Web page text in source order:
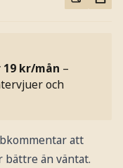
kr/mån –
och
att
bättre än väntat.